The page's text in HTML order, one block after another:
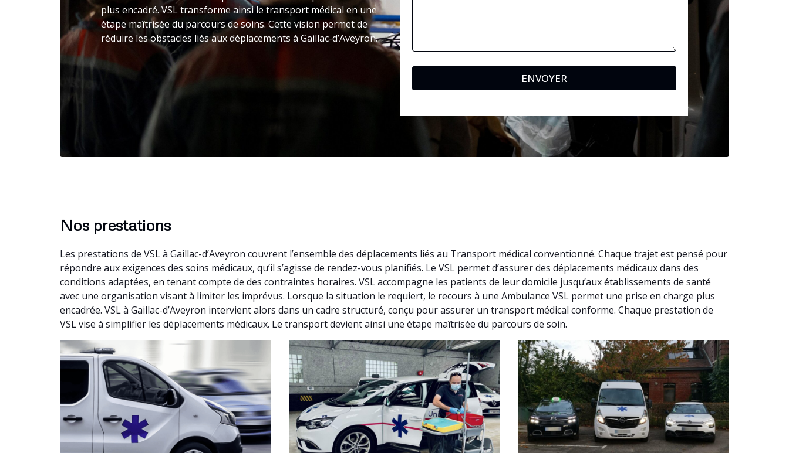
plus encadré. VSL transforme ainsi le transport médical en une
étape maîtrisée du parcours de soins. Cette vision permet de
réduire les obstacles liés aux déplacements à Gaillac-d’Aveyron.
ENVOYER
Nos prestations
Les prestations de VSL à Gaillac-d’Aveyron couvrent l’ensemble des déplacements liés au Transport médical conventionné. Chaque trajet est pensé pour
répondre aux exigences des soins médicaux, qu’il s’agisse de rendez-vous planifiés. Le VSL permet d’assurer des déplacements médicaux dans des
conditions adaptées, en tenant compte de des contraintes horaires. VSL accompagne les patients de leur domicile jusqu’aux établissements de santé
avec une organisation visant à limiter les imprévus. Lorsque la situation le requiert, le recours à une Ambulance VSL permet une prise en charge plus
encadrée. VSL à Gaillac-d’Aveyron intervient alors dans un cadre structuré, conçu pour assurer un transport médical conforme. Chaque prestation de
VSL vise à simplifier les déplacements médicaux. Le transport devient ainsi une étape maîtrisée du parcours de soin.